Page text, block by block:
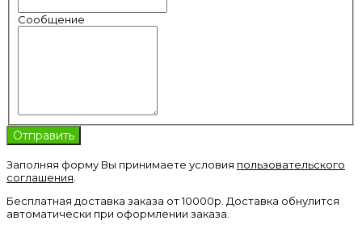
Сообщение
Заполняя форму Вы принимаете условия пользовательского
соглашения
Бесплатная доставка заказа от 10000р. Доставка обнулится
автоматически при оформлении заказа.